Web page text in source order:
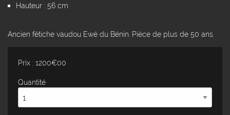
Hauteur : 56 cm
Ancien fétiche vaudou Ewé du Bénin. Pièce de plus de 50 ans.
Prix : 1200€00
Quantité